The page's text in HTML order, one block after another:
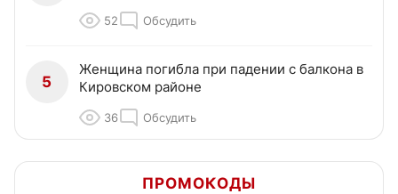
52 Обсудить
5
Женщина погибла при падении с балкона в
Кировском районе
36 Обсудить
ПРОМОКОДЫ